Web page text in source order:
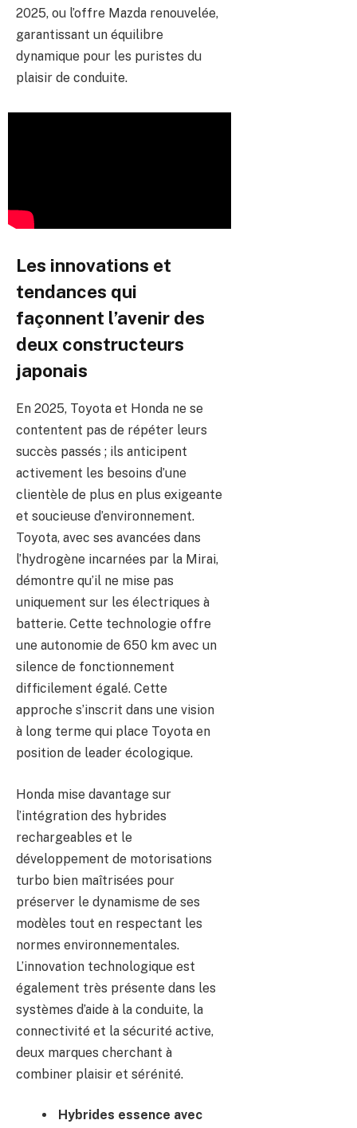
2025, ou l’offre Mazda renouvelée,
garantissant un équilibre
dynamique pour les puristes du
plaisir de conduite.
Les innovations et
tendances qui
façonnent l’avenir des
deux constructeurs
japonais
En 2025, Toyota et Honda ne se
contentent pas de répéter leurs
succès passés ; ils anticipent
activement les besoins d’une
clientèle de plus en plus exigeante
et soucieuse d’environnement.
Toyota, avec ses avancées dans
l’hydrogène incarnées par la Mirai,
démontre qu’il ne mise pas
uniquement sur les électriques à
batterie. Cette technologie offre
une autonomie de 650 km avec un
silence de fonctionnement
difficilement égalé. Cette
approche s’inscrit dans une vision
à long terme qui place Toyota en
position de leader écologique.
Honda mise davantage sur
l’intégration des hybrides
rechargeables et le
développement de motorisations
turbo bien maîtrisées pour
préserver le dynamisme de ses
modèles tout en respectant les
normes environnementales.
L’innovation technologique est
également très présente dans les
systèmes d’aide à la conduite, la
connectivité et la sécurité active,
deux marques cherchant à
combiner plaisir et sérénité.
Hybrides essence avec